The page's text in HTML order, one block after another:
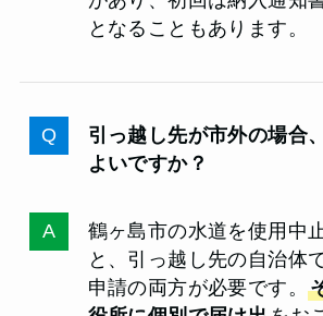
となることもあります。
引っ越し先が市外の場合
よいですか？
鶴ヶ島市の水道を使用中
と、引っ越し先の自治体
申請の両方が必要です。